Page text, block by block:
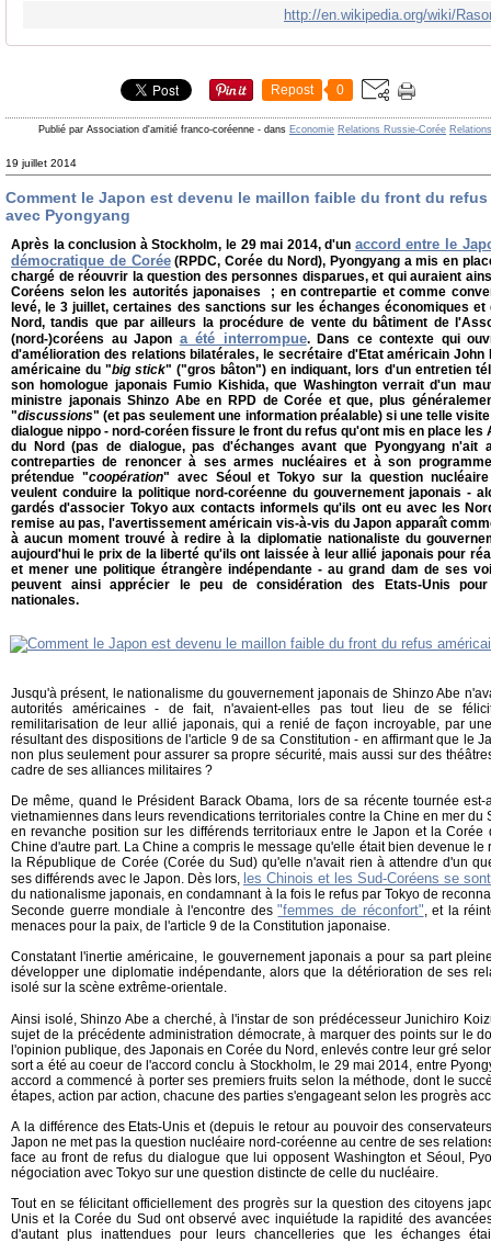
http://en.wikipedia.org/wiki/
Repost 0
Publié par Association d'amitié franco-coréenne - dans Economie Relations Russie-Corée
19 juillet 2014
Comment le Japon est devenu le maillon faible du front du
avec Pyongyang
Après la conclusion à Stockholm, le 29 mai 2014, d'un accord entre le
démocratique de Corée(RPDC, Corée du Nord), Pyongyang a mis en
chargé de réouvrir la question des personnes disparues, et qui auraient
Coréens selon les autorités japonaises ; en contrepartie et comme
levé, le 3 juillet, certaines des sanctions sur les échanges économiques
Nord, tandis que par ailleurs la procédure de vente du bâtiment de
(nord-)coréens au Japon a été interrompue. Dans ce contexte qui
d'amélioration des relations bilatérales, le secrétaire d'Etat américain
américaine du "big stick" ("gros bâton") en indiquant, lors d'un entretien
son homologue japonais Fumio Kishida, que Washington verrait d'un
ministre japonais Shinzo Abe en RPD de Corée et que, plus
"discussions" (et pas seulement une information préalable) si une telle
dialogue nippo - nord-coréen fissure le front du refus qu'ont mis en place
du Nord (pas de dialogue, pas d'échanges avant que Pyongyang n'ait
contreparties de renoncer à ses armes nucléaires et à son
prétendue "coopération" avec Séoul et Tokyo sur la question nucléaire
veulent conduire la politique nord-coréenne du gouvernement japonais -
gardés d'associer Tokyo aux contacts informels qu'ils ont eu avec les
remise au pas, l'avertissement américain vis-à-vis du Japon apparaît
à aucun moment trouvé à redire à la diplomatie nationaliste du
aujourd'hui le prix de la liberté qu'ils ont laissée à leur allié japonais pour
et mener une politique étrangère indépendante - au grand dam de ses
peuvent ainsi apprécier le peu de considération des Etats-Unis
nationales.
Jusqu'à présent, le nationalisme du gouvernement japonais de Shinzo Abe
autorités américaines - de fait, n'avaient-elles pas tout lieu de se
remilitarisation de leur allié japonais, qui a renié de façon incroyable, par
résultant des dispositions de l'article 9 de sa Constitution - en affirmant que le
non plus seulement pour assurer sa propre sécurité, mais aussi sur des
cadre de ses alliances militaires ?
De même, quand le Président Barack Obama, lors de sa récente tournée
vietnamiennes dans leurs revendications territoriales contre la Chine en mer du
en revanche position sur les différends territoriaux entre le Japon et la
Chine d'autre part. La Chine a compris le message qu'elle était bien devenue le
la République de Corée (Corée du Sud) qu'elle n'avait rien à attendre d'un
ses différends avec le Japon. Dès lors, les Chinois et les Sud-Coréens se
du nationalisme japonais, en condamnant à la fois le refus par Tokyo de
Seconde guerre mondiale à l'encontre des"femmes de réconfort", et la
menaces pour la paix, de l'article 9 de la Constitution japonaise.
Constatant l'inertie américaine, le gouvernement japonais a pour sa part
développer une diplomatie indépendante, alors que la détérioration de ses
isolé sur la scène extrême-orientale.
Ainsi isolé, Shinzo Abe a cherché, à l'instar de son prédécesseur Junichiro
sujet de la précédente administration démocrate, à marquer des points sur le
l'opinion publique, des Japonais en Corée du Nord, enlevés contre leur gré
sort a été au coeur de l'accord conclu à Stockholm, le 29 mai 2014, entre
accord a commencé à porter ses premiers fruits selon la méthode, dont le
étapes, action par action, chacune des parties s'engageant selon les progrès
A la différence des Etats-Unis et (depuis le retour au pouvoir des
Japon ne met pas la question nucléaire nord-coréenne au centre de ses
face au front de refus du dialogue que lui opposent Washington et Séoul,
négociation avec Tokyo sur une question distincte de celle du nucléaire.
Tout en se félicitant officiellement des progrès sur la question des citoyens
Unis et la Corée du Sud ont observé avec inquiétude la rapidité des
d'autant plus inattendues pour leurs chancelleries que les échanges